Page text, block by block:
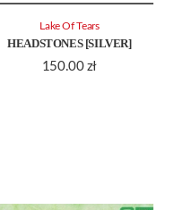
HEADSTONES [SILVER]
150.00 zł
Lake Of Tears